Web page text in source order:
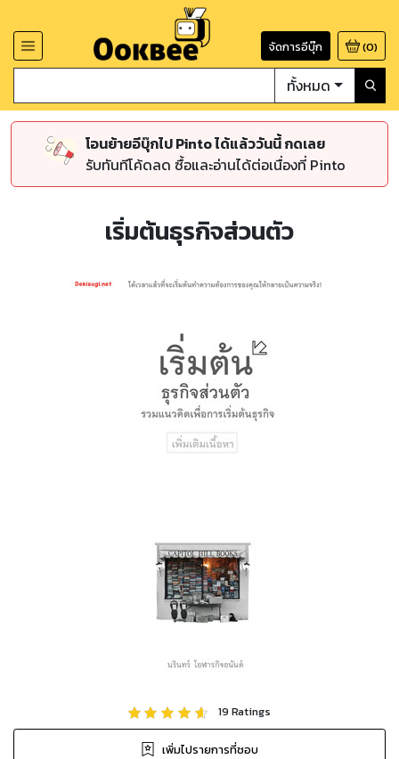
จัดการอีบุ๊ก (0)
ทั้งหมด
โอนย้ายอีบุ๊กไป Pinto ได้แล้ววันนี้ กดเลย
รับทันทีโค้ดลด ซื้อและอ่านได้ต่อเนื่องที่ Pinto
เริ่มต้นธุรกิจส่วนตัว
19Ratings
เพิ่มไปรายการที่ชอบ